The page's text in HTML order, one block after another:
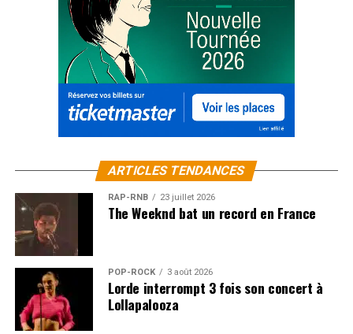
ARTICLES TENDANCES
RAP-RNB 23 juillet 2026
The Weeknd bat un record en France
POP-ROCK 3 août 2026
Lorde interrompt 3 fois son concert à
Lollapalooza